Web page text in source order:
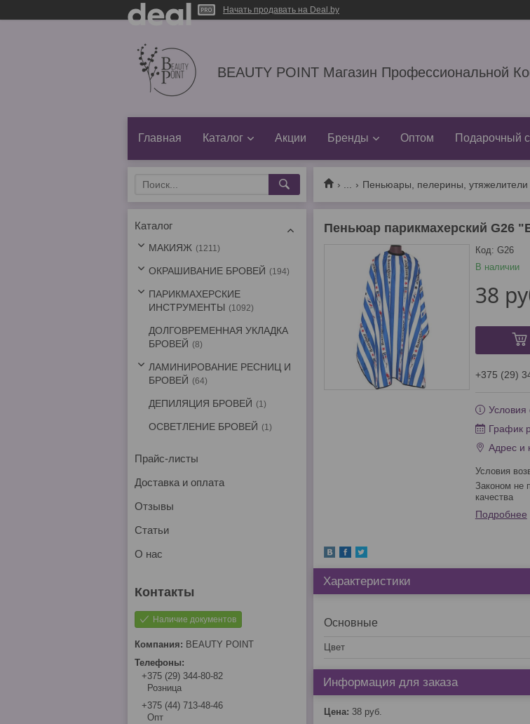
Начать продавать на Deal.by
BEAUTY POINT Магазин Профессиональной
Главная Каталог Акции Бренды Оптом Подарочный
Пеньюары, пелерины, утяжелители
Пеньюар парикмахерский G26
В наличии
Код: G26
38
+375 (29)
Условия
График
Адрес и
Законом не предусмотрен возврат и обмен данного товара надлежащего
качества
Подробнее
Характеристики
Основные
Цвет
Информация для заказа
Цена: 38 руб.
Каталог
МАКИЯЖ 1211
ОКРАШИВАНИЕ БРОВЕЙ 194
ПАРИКМАХЕРСКИЕ
ИНСТРУМЕНТЫ
1092
ДОЛГОВРЕМЕННАЯ УКЛАДКА
БРОВЕЙ
8
ЛАМИНИРОВАНИЕ РЕСНИЦ И
БРОВЕЙ
64
ДЕПИЛЯЦИЯ БРОВЕЙ 1
ОСВЕТЛЕНИЕ БРОВЕЙ 1
Прайс-листы
Доставка и оплата
Отзывы
Статьи
О нас
Наличие документов
BEAUTY POINT
+375 (29) 344-80-82
Розница
+375 (44) 713-48-46
Опт